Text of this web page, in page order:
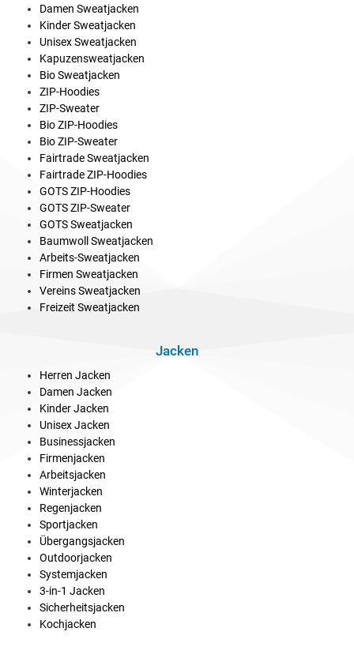
Damen Sweatjacken
Kinder Sweatjacken
Unisex Sweatjacken
Kapuzensweatjacken
Bio Sweatjacken
ZIP-Hoodies
ZIP-Sweater
Bio ZIP-Hoodies
Bio ZIP-Sweater
Fairtrade Sweatjacken
Fairtrade ZIP-Hoodies
GOTS ZIP-Hoodies
GOTS ZIP-Sweater
GOTS Sweatjacken
Baumwoll Sweatjacken
Arbeits-Sweatjacken
Firmen Sweatjacken
Vereins Sweatjacken
Freizeit Sweatjacken
Jacken
Herren Jacken
Damen Jacken
Kinder Jacken
Unisex Jacken
Businessjacken
Firmenjacken
Arbeitsjacken
Winterjacken
Regenjacken
Sportjacken
Übergangsjacken
Outdoorjacken
Systemjacken
3-in-1 Jacken
Sicherheitsjacken
Kochjacken